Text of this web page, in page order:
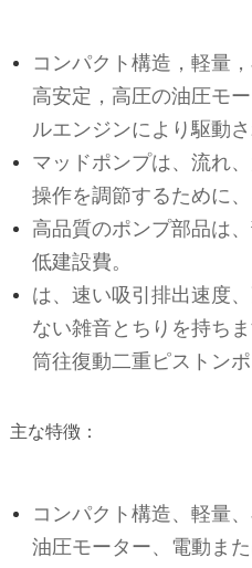
コンパクト構造，軽量
高安定，高圧の油圧モ
ルエンジンにより駆動さ
マッドポンプは、流れ
操作を調節するために
高品質のポンプ部品は
低建設費。
は、速い吸引排出速度
ない雑音とちりを持ち
筒往復動二重ピストン
主な特徴：
コンパクト構造、軽量
油圧モーター、電動ま